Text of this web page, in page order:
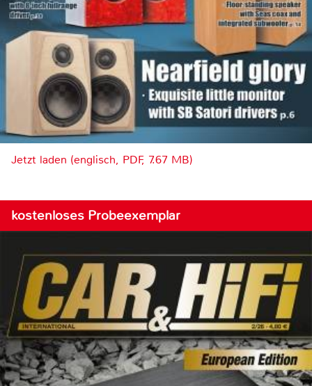
Jetzt laden (englisch, PDF, 7.67 MB)
kostenloses Probeexemplar